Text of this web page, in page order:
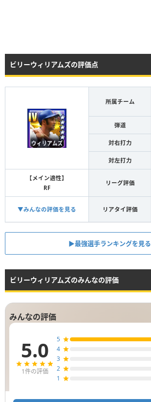
ビリーウィリアムズの評価点
所属チーム
弾道
対右打力
対左打力
【メイン適性】
RF
リーグ評価
▼みんなの評価を見る リアタイ評価
▶︎最強選手ランキングを見る
ビリーウィリアムズのみんなの評価
みんなの評価
5.0
1件の評価
5
4
3
2
1